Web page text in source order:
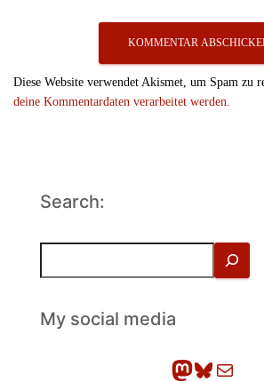
Diese Website verwendet Akismet, um Spam zu
deine Kommentardaten verarbeitet werden.
Search:
h
eMy social media
Mastodon Bluesky E-Mail